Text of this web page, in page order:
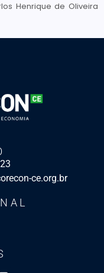
Henrique de Oliveira
ce.org.br